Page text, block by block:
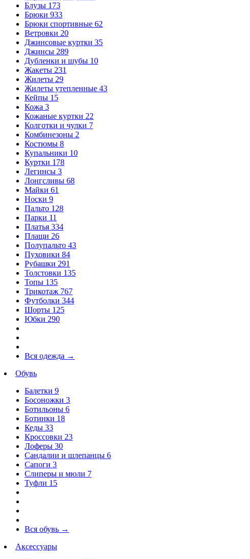
Блузы 173
Брюки 933
Брюки спортивные 62
Ветровки 20
Джинсовые куртки 35
Джинсы 289
Дубленки и шубы 10
Жакеты 231
Жилеты 29
Жилеты утепленные 43
Кейпы 15
Кожа 3
Кожаные куртки 22
Колготки и чулки 7
Комбинезоны 2
Костюмы 8
Купальники 10
Куртки 178
Легинсы 3
Лонгсливы 68
Майки 61
Носки 9
Пальто 128
Парки 11
Платья 334
Плащи 26
Полупальто 43
Пуховики 84
Рубашки 291
Толстовки 135
Топы 135
Трикотаж 767
Футболки 344
Шорты 125
Юбки 290
Вся одежда →
Обувь
Балетки 9
Босоножки 3
Ботильоны 6
Ботинки 18
Кеды 33
Кроссовки 23
Лоферы 30
Сандалии и шлепанцы 6
Сапоги 3
Слиперы и мюли 7
Туфли 15
Вся обувь →
Аксессуары